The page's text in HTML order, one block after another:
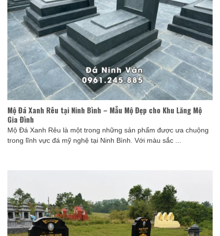
Mộ Đá Xanh Rêu tại Ninh Bình – Mẫu Mộ Đẹp cho Khu Lăng Mộ
Gia Đình
Mộ Đá Xanh Rêu là một trong những sản phẩm được ưa chuộng
trong lĩnh vực đá mỹ nghệ tại Ninh Bình. Với màu sắc ...